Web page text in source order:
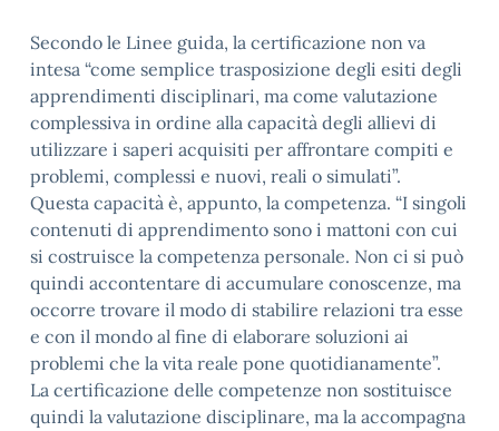
Secondo le Linee guida, la certificazione non va
intesa “come semplice trasposizione degli esiti degli
apprendimenti disciplinari, ma come valutazione
complessiva in ordine alla capacità degli allievi di
utilizzare i saperi acquisiti per affrontare compiti e
problemi, complessi e nuovi, reali o simulati”.
Questa capacità è, appunto, la competenza. “I singoli
contenuti di apprendimento sono i mattoni con cui
si costruisce la competenza personale. Non ci si può
quindi accontentare di accumulare conoscenze, ma
occorre trovare il modo di stabilire relazioni tra esse
e con il mondo al fine di elaborare soluzioni ai
problemi che la vita reale pone quotidianamente”.
La certificazione delle competenze non sostituisce
quindi la valutazione disciplinare, ma la accompagna